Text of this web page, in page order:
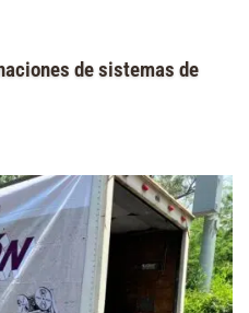
de sistemas de